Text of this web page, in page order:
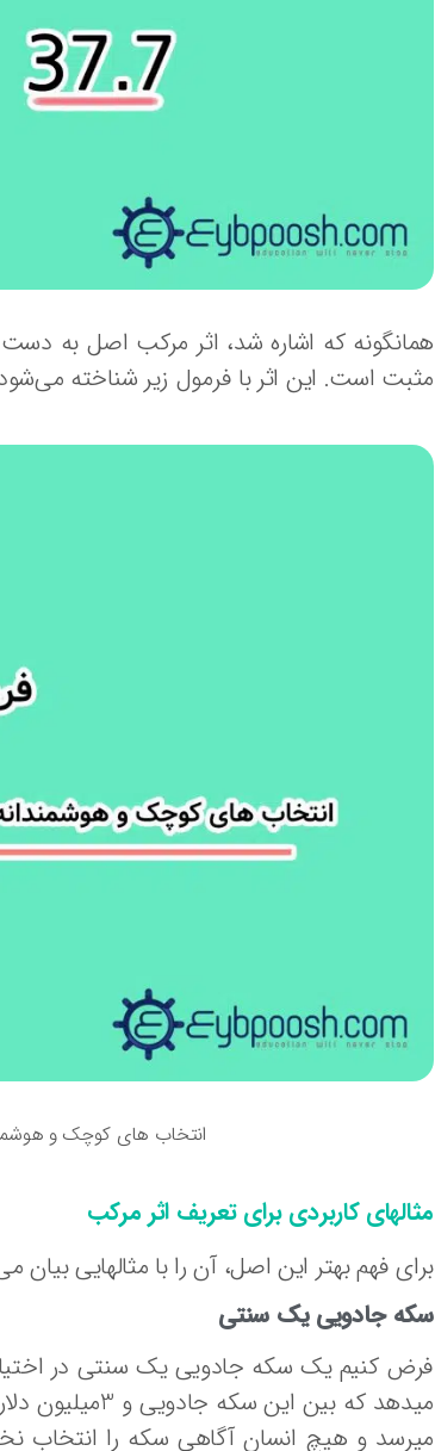
همانگونه که اشاره شد، اثر مرکب اصل به
مثبت است. این اثر با فرمول زیر شناخته
انتخاب های کوچک و
مثالهای کاربردی برای تعریف اثر مرکب
برای فهم بهتر این اصل، آن را با مثالهایی بیان
سکه جادویی یک سنتی
میدهد که بین